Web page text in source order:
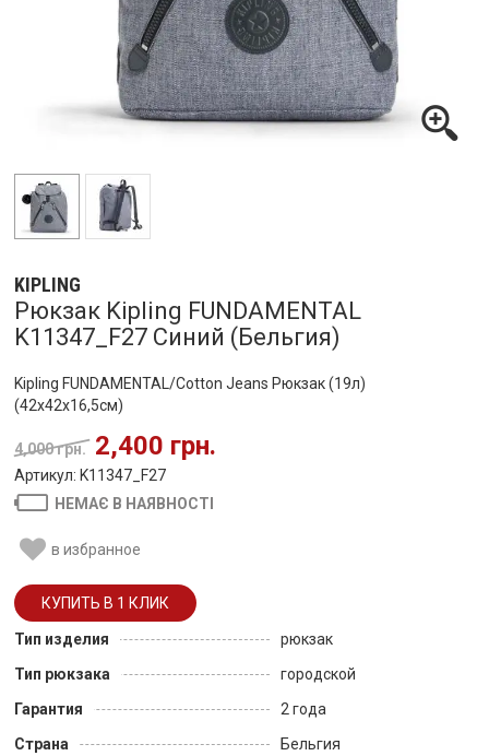
KIPLING
Рюкзак Kipling FUNDAMENTAL
K11347_F27 Синий (Бельгия)
Kipling FUNDAMENTAL/Cotton Jeans Рюкзак (19л)
(42x42x16,5см)
4,000 грн. 2,400 грн.
Артикул: K11347_F27
НЕМАЄ В НАЯВНОСТІ
в избранное
Тип изделия
рюкзак
Тип рюкзака
городской
Гарантия
2 года
Страна
Бельгия